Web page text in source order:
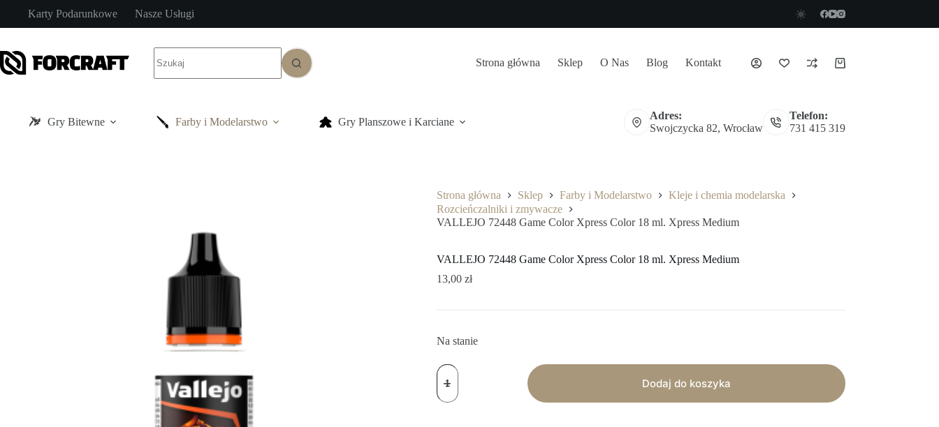
treści
Karty Podarunkowe Nasze Usługi
wyników
Strona główna Sklep O Nas Blog Kontakt Koszyk
Gry Bitewne Farby i Modelarstwo Gry Planszowe i Karciane
Adres:
Swojczycka 82, Wrocław
Telefon:
731 415 319
Strona główna Sklep Farby i Modelarstwo
Kleje i chemia modelarska
Rozcieńczalniki i zmywacze
VALLEJO 72448 Game Color Xpress Color 18 ml. Xpress Medium
VALLEJO 72448 Game Color Xpress Color 18 ml. Xpress Medium
13,00 zł
Na stanie
ilość
VALLEJO
72448
Game
Dodaj do koszyka